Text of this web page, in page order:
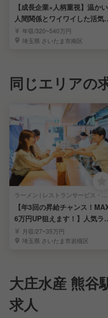
【成長企業×人柄重視】温かい
人間関係とワイワイした活気
自慢の職場！
年収/320~540万円
埼玉県 さいたま市南区
同じエリアの
ラーメン | レストランサービス・ホールスタッフ
【年3回の昇給チャンス！
6万円UP狙えます！】人気ラ
メンの社員募集
月収/27~35万円
埼玉県 さいたま市岩槻区
大庄水産 熊谷
求人